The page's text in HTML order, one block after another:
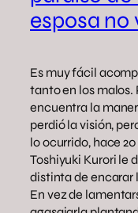
esposa no
Es muy fácil
tanto en los malos.
encuentra la
perdió la visión,
lo ocurrido, hace
Toshiyuki Kurori le
distinta de encarar
En vez de